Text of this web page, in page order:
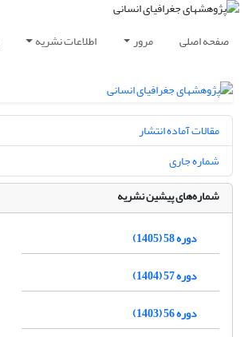
صفحه اصلی مرور اطلاعات نشریه
مقالات آماده انتشار
شماره جاری
شماره‌های پیشین نشریه
دوره 58 (1405)
دوره 57 (1404)
دوره 56 (1403)